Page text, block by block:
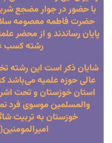
با حضور در جوار مضجع
حضرت فاطمه معصومه سلام
پایان رساندند و از محضر
رشته کسب
شایان ذکر است این
استان خوزستان و تحت
والمسلمین موسوی فرد
خوزستان به تربیت